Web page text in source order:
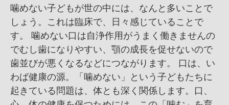
噛めない子どもが世の中には、なんと多いことで
しょう。これは臨床で、日々感じていることで
す。 噛めない口は自浄作用がうまく働きませんの
でむし歯になりやすい、顎の成長を促せないので
歯並びが悪くなるなどにつながります。 口は、い
わば健康の源。「噛めない」という子どもたちに
起きている問題は、体とも深く関係します。口、